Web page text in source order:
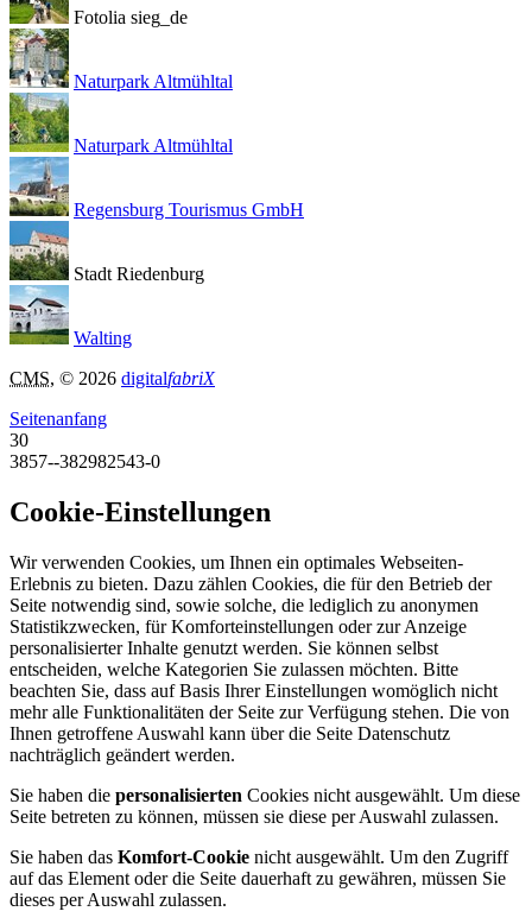
Fotolia sieg_de
Naturpark Altmühltal
Naturpark Altmühltal
Regensburg Tourismus GmbH
Stadt Riedenburg
Walting
CMS, © 2026 digitalfabriX
Seitenanfang
30
3857--382982543-0
Cookie-Einstellungen
Wir verwenden Cookies, um Ihnen ein optimales Webseiten-
Erlebnis zu bieten. Dazu zählen Cookies, die für den Betrieb der
Seite notwendig sind, sowie solche, die lediglich zu anonymen
Statistikzwecken, für Komforteinstellungen oder zur Anzeige
personalisierter Inhalte genutzt werden. Sie können selbst
entscheiden, welche Kategorien Sie zulassen möchten. Bitte
beachten Sie, dass auf Basis Ihrer Einstellungen womöglich nicht
mehr alle Funktionalitäten der Seite zur Verfügung stehen. Die von
Ihnen getroffene Auswahl kann über die Seite Datenschutz
nachträglich geändert werden.
Sie haben die personalisierten Cookies nicht ausgewählt. Um diese
Seite betreten zu können, müssen sie diese per Auswahl zulassen.
Sie haben das Komfort-Cookie nicht ausgewählt. Um den Zugriff
auf das Element oder die Seite dauerhaft zu gewähren, müssen Sie
dieses per Auswahl zulassen.